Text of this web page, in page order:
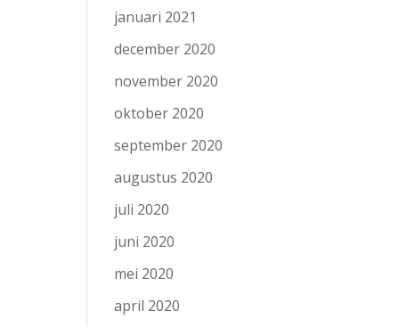
januari 2021
december 2020
november 2020
oktober 2020
september 2020
augustus 2020
juli 2020
juni 2020
mei 2020
april 2020